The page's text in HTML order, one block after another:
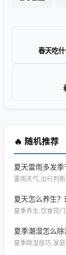
春天吃
🔥 随机推荐
夏天雷雨多发季
雷雨天气,出行判
夏天怎么养生
夏季养生,饮食窍
夏季潮湿怎么
夏季除湿技巧,家